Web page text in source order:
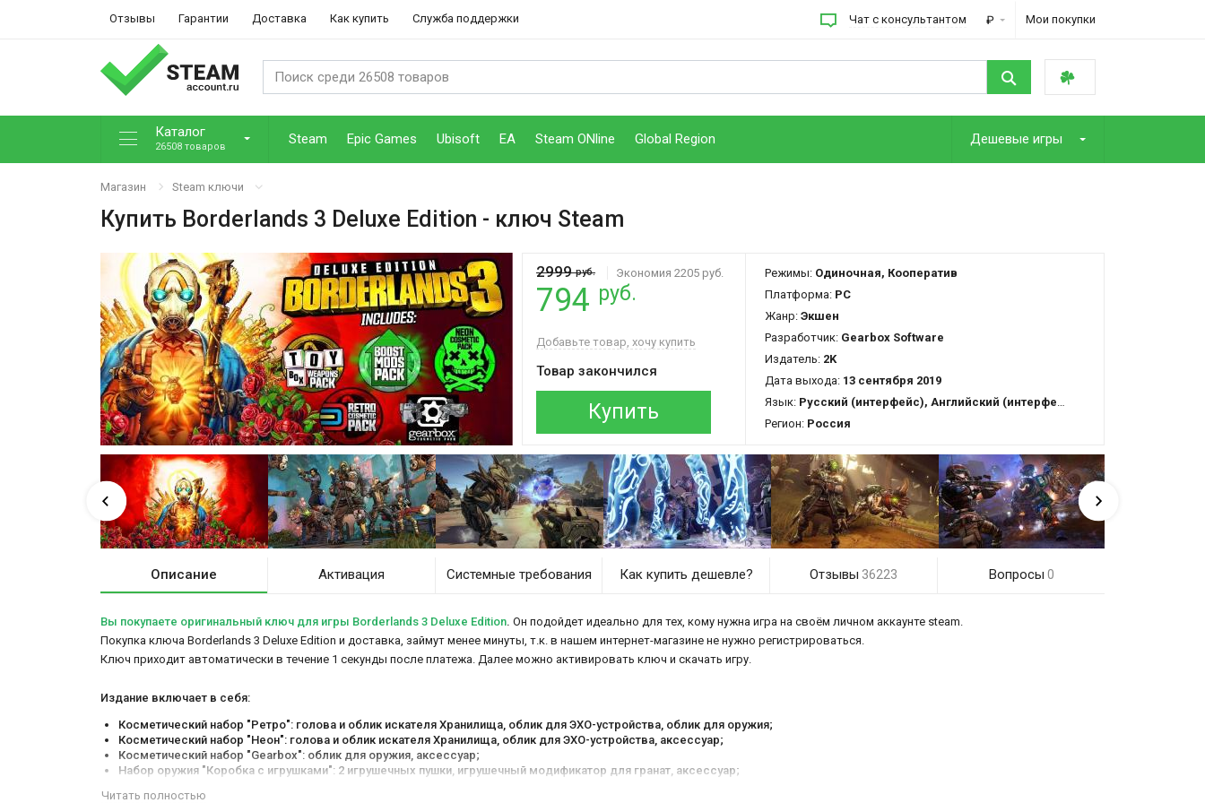
Отзывы Гарантии Доставка Как купить Служба поддержки Чат с консультантом ₽ Мои покупки
Каталог
26508 товаров Steam Epic Games Ubisoft EA Steam ONline Global Region Дешевые игры
Магазин Steam ключи
Купить Borderlands 3 Deluxe Edition - ключ Steam
2999руб. Экономия 2205 руб.
794 руб.
Добавьте товар, хочу купить
Товар закончился
Купить
Режимы: Одиночная, Кооператив
Платформа: PC
Жанр: Экшен
Разработчик: Gearbox Software
Издатель: 2K
Дата выхода: 13 сентября 2019
Язык: Русский (интерфейс), Английский (интерфейс)
Регион: Россия
Описание Активация Системные требования Как купить дешевле? Отзывы 36223 Вопросы 0
Вы покупаете оригинальный ключ для игры Borderlands 3 Deluxe Edition. Он подойдет идеально для тех, кому нужна игра на своём личном аккаунте steam.
Покупка ключа Borderlands 3 Deluxe Edition и доставка, займут менее минуты, т.к. в нашем интернет-магазине не нужно регистрироваться.
Ключ приходит автоматически в течение 1 секунды после платежа. Далее можно активировать ключ и скачать игру.
Издание включает в себя:
Косметический набор "Ретро": голова и облик искателя Хранилища, облик для ЭХО-устройства, облик для оружия;
Косметический набор "Неон": голова и облик искателя Хранилища, облик для ЭХО-устройства, аксессуар;
Косметический набор "Gearbox": облик для оружия, аксессуар;
Набор оружия "Коробка с игрушками": 2 игрушечных пушки, игрушечный модификатор для гранат, аксессуар;
Читать полностью